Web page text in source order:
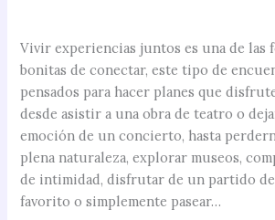
Vivir experiencias juntos es una de las
bonitas de conectar, este tipo de
pensados para hacer planes que
desde asistir a una obra de teatro o
emoción de un concierto, hasta
plena naturaleza, explorar museos,
de intimidad, disfrutar de un partido
favorito o simplemente pasear…